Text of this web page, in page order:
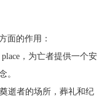
面的作用：
，为亡者提供一个安
。
逝者的场所，葬礼和纪